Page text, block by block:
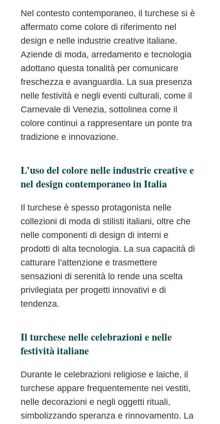
Nel contesto contemporaneo, il turchese si è
affermato come colore di riferimento nel
design e nelle industrie creative italiane.
Aziende di moda, arredamento e tecnologia
adottano questa tonalità per comunicare
freschezza e avanguardia. La sua presenza
nelle festività e negli eventi culturali, come il
Carnevale di Venezia, sottolinea come il
colore continui a rappresentare un ponte tra
tradizione e innovazione.
L’uso del colore nelle industrie creative e
nel design contemporaneo in Italia
Il turchese è spesso protagonista nelle
collezioni di moda di stilisti italiani, oltre che
nelle componenti di design di interni e
prodotti di alta tecnologia. La sua capacità di
catturare l’attenzione e trasmettere
sensazioni di serenità lo rende una scelta
privilegiata per progetti innovativi e di
tendenza.
Il turchese nelle celebrazioni e nelle
festività italiane
Durante le celebrazioni religiose e laiche, il
turchese appare frequentemente nei vestiti,
nelle decorazioni e negli oggetti rituali,
simbolizzando speranza e rinnovamento. La